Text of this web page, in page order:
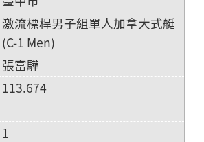
激流標桿男子組單人加拿大式艇
(C-1 Men)
張富驊
113.674
1